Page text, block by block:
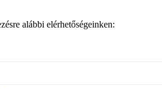
alábbi elérhetőségeinken: